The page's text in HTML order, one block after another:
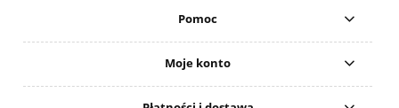
Pomoc
Moje konto